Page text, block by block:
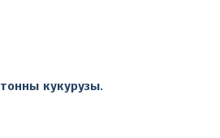
кукурузы.